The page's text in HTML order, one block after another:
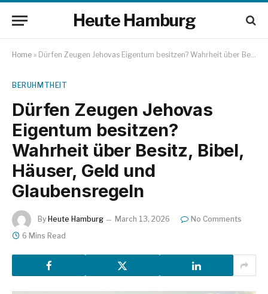
Heute Hamburg
Home » Dürfen Zeugen Jehovas Eigentum besitzen? Wahrheit über Besitz, Bibel, Häuser, Geld und Glaubensregeln
BERUHMTHEIT
Dürfen Zeugen Jehovas
Eigentum besitzen?
Wahrheit über Besitz, Bibel,
Häuser, Geld und
Glaubensregeln
By Heute Hamburg March 13, 2026
No Comments
6 Mins Read